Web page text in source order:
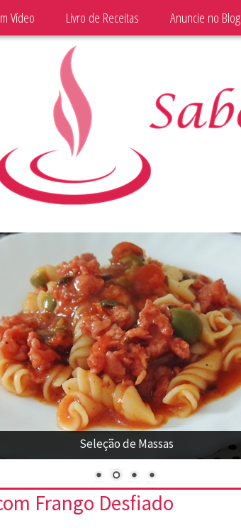
Seleção de Massas
Frango Desfiado
Vídeo Livro de Receitas Anuncie no Blog